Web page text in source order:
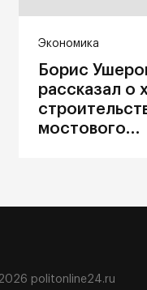
Экономика
Борис
рассказал о
мостового
politonline24.ru